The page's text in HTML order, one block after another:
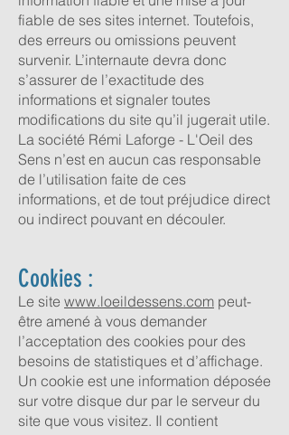
fiable de ses sites internet. Toutefois,
des erreurs ou omissions peuvent
survenir. L’internaute devra donc
s’assurer de l’exactitude des
informations et signaler toutes
modifications du site qu’il jugerait utile.
La société Rémi Laforge - L'Oeil des
Sens n’est en aucun cas responsable
de l’utilisation faite de ces
informations, et de tout préjudice direct
ou indirect pouvant en découler.
Cookies :
Le site www.loeildessens.com peut-
être amené à vous demander
l’acceptation des cookies pour des
besoins de statistiques et d’affichage.
Un cookie est une information déposée
sur votre disque dur par le serveur du
site que vous visitez. Il contient